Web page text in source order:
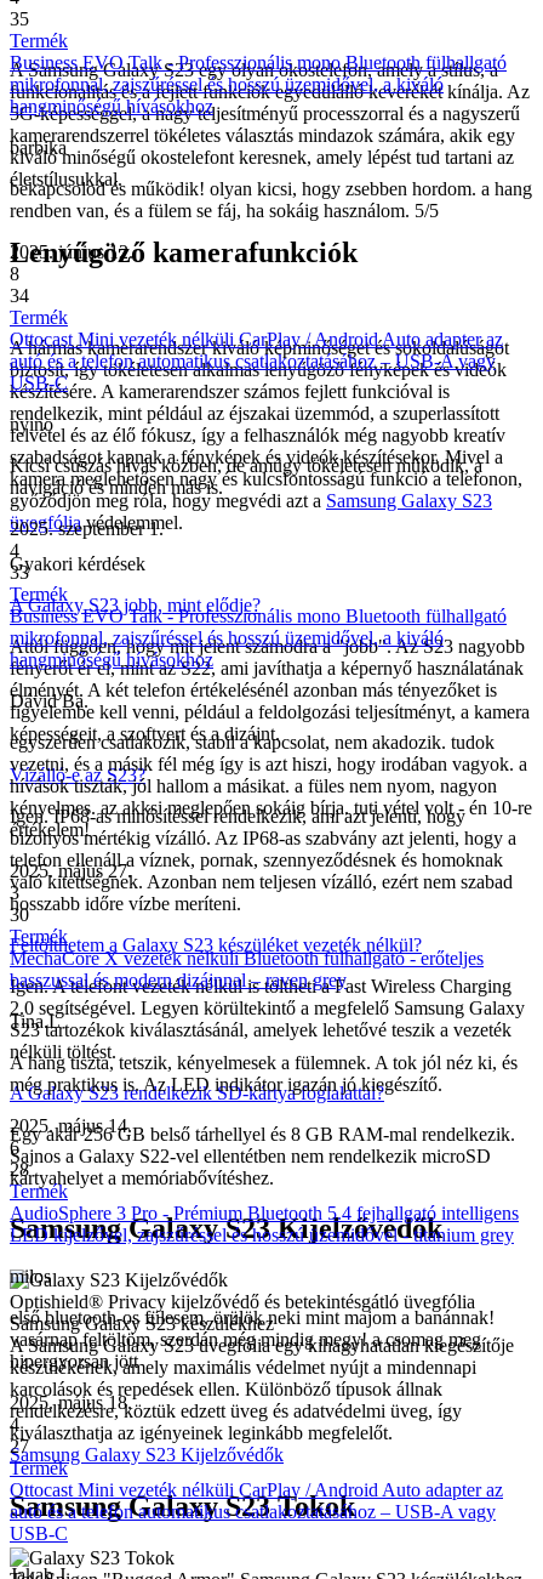
A Samsung Galaxy S23 egy olyan okostelefon, amely a stílus, a
funkcionalitás és a fejlett funkciók egyedülálló keverékét kínálja. Az
5G-képességgel, a nagy teljesítményű processzorral és a nagyszerű
kamerarendszerrel tökéletes választás mindazok számára, akik egy
kiváló minőségű okostelefont keresnek, amely lépést tud tartani az
életstílusukkal.
Lenyűgöző kamerafunkciók
A hármas kamerarendszer kiváló képminőséget és sokoldalúságot
biztosít, így tökéletesen alkalmas lenyűgöző fényképek és videók
készítésére. A kamerarendszer számos fejlett funkcióval is
rendelkezik, mint például az éjszakai üzemmód, a szuperlassított
felvétel és az élő fókusz, így a felhasználók még nagyobb kreatív
szabadságot kapnak a fényképek és videók készítésekor. Mivel a
kamera meglehetősen nagy és kulcsfontosságú funkció a telefonon,
győződjön meg róla, hogy megvédi azt a Samsung Galaxy S23
üvegfóliavédelemmel.
Gyakori kérdések
A Galaxy S23 jobb, mint elődje?
Attól függően, hogy mit jelent számodra a "jobb". Az S23 nagyobb
fényerőt ér el, mint az S22, ami javíthatja a képernyő használatának
élményét. A két telefon értékelésénél azonban más tényezőket is
figyelembe kell venni, például a feldolgozási teljesítményt, a kamera
képességeit, a szoftvert és a dizájnt.
Vízálló-e az S23?
Igen. IP68-as minősítéssel rendelkezik, ami azt jelenti, hogy
bizonyos mértékig vízálló. Az IP68-as szabvány azt jelenti, hogy a
telefon ellenáll a víznek, pornak, szennyeződésnek és homoknak
való kitettségnek. Azonban nem teljesen vízálló, ezért nem szabad
hosszabb időre vízbe meríteni.
Feltölthetem a Galaxy S23 készüléket vezeték nélkül?
Igen. A telefont vezeték nélkül is töltheti a Fast Wireless Charging
2.0 segítségével. Legyen körültekintő a megfelelő Samsung Galaxy
S23 tartozékok kiválasztásánál, amelyek lehetővé teszik a vezeték
nélküli töltést.
A Galaxy S23 rendelkezik SD-kártya foglalattal?
Egy akár 256 GB belső tárhellyel és 8 GB RAM-mal rendelkezik.
Sajnos a Galaxy S22-vel ellentétben nem rendelkezik microSD
kártyahelyet a memóriabővítéshez.
Samsung Galaxy S23 Kijelzővédők
Optishield® Privacy kijelzővédő és betekintésgátló üvegfólia
Samsung Galaxy S23 készülékhez
A Samsung Galaxy S23 üvegfólia egy kihagyhatatlan kiegészítője
készülékének, amely maximális védelmet nyújt a mindennapi
karcolások és repedések ellen. Különböző típusok állnak
rendelkezésre, köztük edzett üveg és adatvédelmi üveg, így
kiválaszthatja az igényeinek leginkább megfelelőt.
Samsung Galaxy S23 Kijelzővédők
Samsung Galaxy S23 Tokok
35
Termék
Business EVO Talk - Professzionális mono Bluetooth fülhallgató
mikrofonnal, zajszűréssel és hosszú üzemidővel, a kiváló
hangminőségű hívásokhoz
barbika
bekapcsolod és működik! olyan kicsi, hogy zsebben hordom. a hang
rendben van, és a fülem se fáj, ha sokáig használom. 5/5
2025. június 12.
8
34
Termék
Ottocast Mini vezeték nélküli CarPlay / Android Auto adapter az
autó és a telefon automatikus csatlakoztatásához – USB-A vagy
USB-C
nyino
Kicsi csúszás hívás közben, de amúgy tökéletesen működik, a
navigáció és minden más is.
2025. szeptember 1.
4
33
Termék
Business EVO Talk - Professzionális mono Bluetooth fülhallgató
mikrofonnal, zajszűréssel és hosszú üzemidővel, a kiváló
hangminőségű hívásokhoz
Dávid Ba.
egyszerűen csatlakozik, stabil a kapcsolat, nem akadozik. tudok
vezetni, és a másik fél még így is azt hiszi, hogy irodában vagyok. a
hívások tiszták, jól hallom a másikat. a füles nem nyom, nagyon
kényelmes. az akksi meglepően sokáig bírja. tuti vétel volt - én 10-re
értékelem!
2025. május 27.
3
30
Termék
MechaCore X vezeték nélküli Bluetooth fülhallgató - erőteljes
basszussal és modern dizájnnal – raven grey
Tina.L
A hang tiszta, tetszik, kényelmesek a fülemnek. A tok jól néz ki, és
még praktikus is. Az LED indikátor igazán jó kiegészítő.
2025. május 14.
6
28
Termék
AudioSphere 3 Pro - Prémium Bluetooth 5.4 fejhallgató intelligens
LED kijelzővel, zajszűréssel és hosszú üzemidővel - titanium grey
milos
első bluetooth-os fülesem, örülök neki mint majom a banánnak!
vasárnap feltöltöm, szerdán még mindig megy! a csomag meg
hipergyorsan jött
2025. május 18.
4
27
Termék
Ottocast Mini vezeték nélküli CarPlay / Android Auto adapter az
autó és a telefon automatikus csatlakoztatásához – USB-A vagy
USB-C
Jakab J.